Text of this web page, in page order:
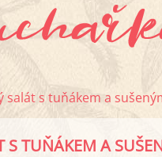
salát s tuňákem a
S TUŇÁKEM A